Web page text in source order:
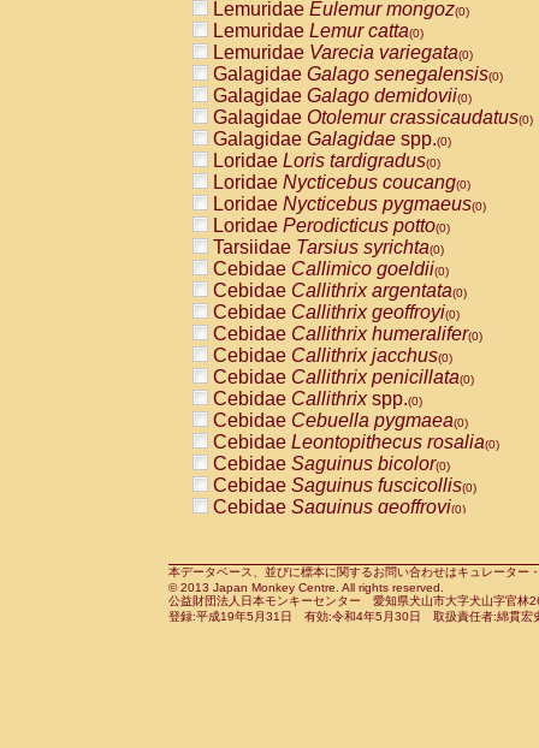
AtelidaeAlouatta fusca(0)
AtelidaeAlouatta seniculus
AtelidaeAlouattaspp.(0)
AtelidaeAteles belzebuth(0)
AtelidaeAteles geoffroyi(0)
AtelidaeAteles paniscus(0)
AtelidaeAtelesspp.(0)
Atelidae Lagothrix lagothricha
AtelidaeLagothrix lagothricha cana
PitheciidaeCacajao calvus
PitheciidaeCallicebus cupreus
PitheciidaeCallicebus donacophilus
PitheciidaeCallicebus moloch
PitheciidaeCallicebus torquatus
PitheciidaeCallicebusspp.(0)
PitheciidaeChiropotes satanas(0)
PitheciidaePithecia monachus
PitheciidaePithecia pithecia(0)
CercopithecidaeCercocebus agilis
CercopithecidaeCercocebus
CercopithecidaeCercocebus
CercopithecidaeCercocebus
CercopithecidaeCercocebus
CercopithecidaeCercocebushybrid
CercopithecidaePapio anubis(0)
CercopithecidaePapio cynocephalus
CercopithecidaePapio hamadryas(0)
Lemuridae Eulemur mongoz(0)
Lemuridae Lemur catta(0)
Lemuridae Varecia variegata(0)
Galagidae Galago senegalensis(0)
Galagidae Galago demidovii(0)
Galagidae Otolemur crassicaudatus(0)
Galagidae Galagidae spp.(0)
Loridae Loris tardigradus(0)
Loridae Nycticebus coucang(0)
Loridae Nycticebus pygmaeus(0)
Loridae Perodicticus potto(0)
Tarsiidae Tarsius syrichta(0)
Cebidae Callimico goeldii(0)
Cebidae Callithrix argentata(0)
Cebidae Callithrix geoffroyi(0)
Cebidae Callithrix humeralifer(0)
Cebidae Callithrix jacchus(0)
Cebidae Callithrix penicillata(0)
Cebidae Callithrixspp.(0)
Cebidae Cebuella pygmaea(0)
Cebidae Leontopithecus rosalia(0)
Cebidae Saguinus bicolor(0)
Cebidae Saguinus fuscicollis(0)
Cebidae Saguinus geoffroyi(0)
CebidaeSaguinus leucopus(0)
CebidaeSaguinus midas(0)
Cebidae Saguinus mystax(0)
本データベース、並びに標本に関するお問い合わせはキュレータ
© 2013 Japan Monkey Centre. All rights reserved.
公益財団法人日本モンキーセンター 愛知県犬山市大字犬山字官
登録:平成19年5月31日 有効:令和4年5月30日 取扱責任者:綿貫宏